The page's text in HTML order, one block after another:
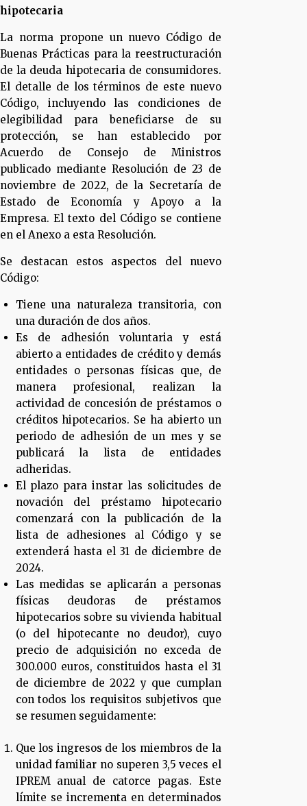
hipotecaria
La norma propone un nuevo Código de
Buenas Prácticas para la reestructuración
de la deuda hipotecaria de consumidores.
El detalle de los términos de este nuevo
Código, incluyendo las condiciones de
elegibilidad para beneficiarse de su
protección, se han establecido por
Acuerdo de Consejo de Ministros
publicado mediante Resolución de 23 de
noviembre de 2022, de la Secretaría de
Estado de Economía y Apoyo a la
Empresa. El texto del Código se contiene
en el Anexo a esta Resolución.
Se destacan estos aspectos del nuevo
Código:
Tiene una naturaleza transitoria, con
una duración de dos años.
Es de adhesión voluntaria y está
abierto a entidades de crédito y demás
entidades o personas físicas que, de
manera profesional, realizan la
actividad de concesión de préstamos o
créditos hipotecarios. Se ha abierto un
periodo de adhesión de un mes y se
publicará la lista de entidades
adheridas.
El plazo para instar las solicitudes de
novación del préstamo hipotecario
comenzará con la publicación de la
lista de adhesiones al Código y se
extenderá hasta el 31 de diciembre de
2024.
Las medidas se aplicarán a personas
físicas deudoras de préstamos
hipotecarios sobre su vivienda habitual
(o del hipotecante no deudor), cuyo
precio de adquisición no exceda de
300.000 euros, constituidos hasta el 31
de diciembre de 2022 y que cumplan
con todos los requisitos subjetivos que
se resumen seguidamente:
Que los ingresos de los miembros de la
unidad familiar no superen 3,5 veces el
IPREM anual de catorce pagas. Este
límite se incrementa en determinados